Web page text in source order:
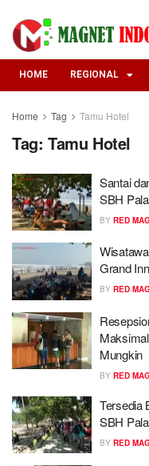
HOME REGIONAL
Home Tag Tamu Hotel
Tag: Tamu Hotel
Santai
SBH
BY RED
Grand
BY RED
Mungkin
BY RED
Tersedia
SBH
BY RED